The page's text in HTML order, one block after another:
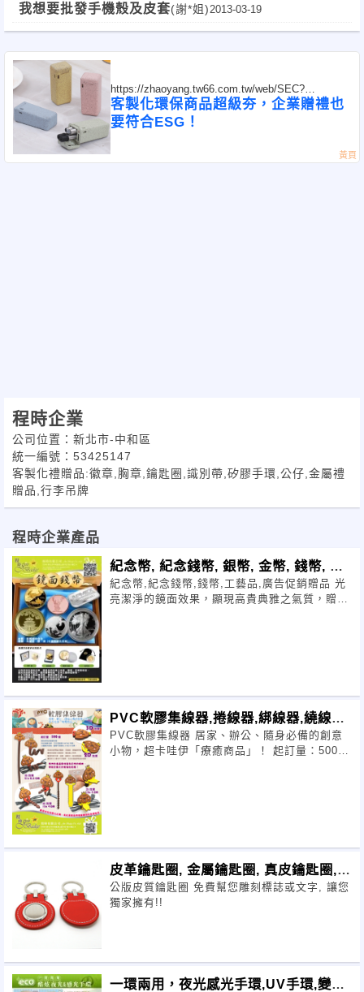
我想要批發手機殼及皮套(謝*姐) 2013-03-19
https://zhaoyang.tw66.com.tw/web/SEC?
postId=1318147
客製化環保商品超級夯，企業贈禮也
要符合ESG！
程時企業
公司位置：新北市-中和區
統一編號：53425147
客製化禮贈品:徽章,胸章,鑰匙圈,識別帶,矽膠手環,公仔,金屬禮
贈品,行李吊牌
程時企業產品
紀念幣, 紀念錢幣, 銀幣, 金幣, 錢幣, 銅
幣
紀念幣,紀念錢幣,錢幣,工藝品,廣告促銷贈品 光
亮潔淨的鏡面效果，顯現高貴典雅之氣質，贈
PVC軟膠集線器,捲線器,綁線器,繞線器,
電線收納
PVC軟膠集線器 居家、辦公、隨身必備的創意
小物，超卡哇伊「療癒商品」！ 起訂量：500
皮革鑰匙圈, 金屬鑰匙圈, 真皮鑰匙圈,
皮件鑰匙
公版皮質鑰匙圈 免費幫您雕刻標誌或文字, 讓您
獨家擁有!!
一環兩用，夜光感光手環,UV手環,變色